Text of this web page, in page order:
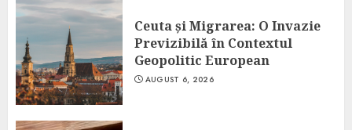
Ceuta și Migrarea: O Invazie
Previzibilă în Contextul
Geopolitic European
AUGUST 6, 2026